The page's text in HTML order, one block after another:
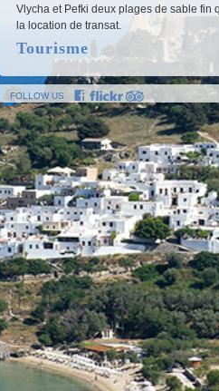
Vlycha et Pefki deux plages de sable fin
la location de transat.
Tourisme
Faites un tour d’âne sur la colline de
colline se trouve le temple dorique
stoa hellénistique (200 avant J.C.), les
Dioclétien et un bas-relief
un navire de guerre de Rhodes.
Les vestiges de l’époque médiévale
14ème siècle) et l’église de St John.
Sur le versant sud-ouest de la colline de
antique de Lindos, avec une capacité
Vous y trouverez également d’autres
l’Archocrateion, une structure funéraire
et le « Tombeau de Kleovoulos »,
de Lindos.
Enfin, ne manquez pas une visite à la
famille Papaconstantis, l’un des
la période médiévale, aujourd’hui
byzantine de la Vierge Lindos (15ème
FOLLOW US